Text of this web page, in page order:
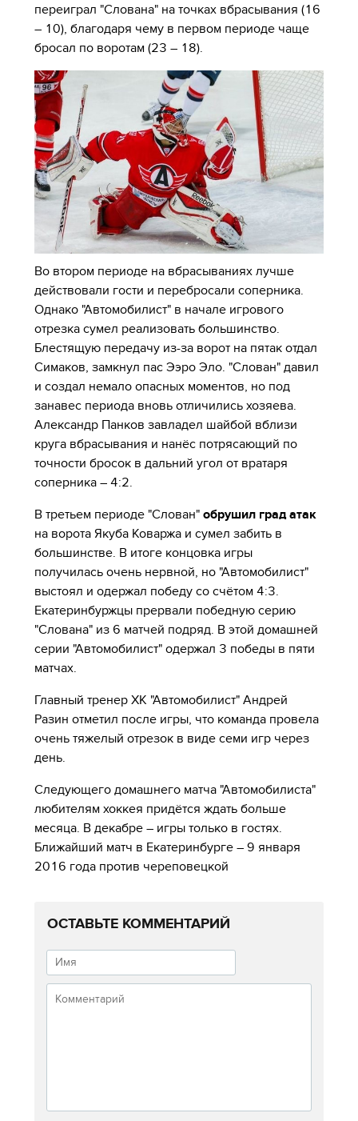
переиграл "Слована" на точках вбрасывания (16
– 10), благодаря чему в первом периоде чаще
бросал по воротам (23 – 18).
Во втором периоде на вбрасываниях лучше
действовали гости и перебросали соперника.
Однако "Автомобилист" в начале игрового
отрезка сумел реализовать большинство.
Блестящую передачу из-за ворот на пятак отдал
Симаков, замкнул пас Ээро Эло. "Слован" давил
и создал немало опасных моментов, но под
занавес периода вновь отличились хозяева.
Александр Панков завладел шайбой вблизи
круга вбрасывания и нанёс потрясающий по
точности бросок в дальний угол от вратаря
соперника – 4:2.
В третьем периоде "Слован" обрушил град атак
на ворота Якуба Коваржа и сумел забить в
большинстве. В итоге концовка игры
получилась очень нервной, но "Автомобилист"
выстоял и одержал победу со счётом 4:3.
Екатеринбуржцы прервали победную серию
"Слована" из 6 матчей подряд. В этой домашней
серии "Автомобилист" одержал 3 победы в пяти
матчах.
Главный тренер ХК "Автомобилист" Андрей
Разин отметил после игры, что команда провела
очень тяжелый отрезок в виде семи игр через
день.
Следующего домашнего матча "Автомобилиста"
любителям хоккея придётся ждать больше
месяца. В декабре – игры только в гостях.
Ближайший матч в Екатеринбурге – 9 января
2016 года против череповецкой
ОСТАВЬТЕ КОММЕНТАРИЙ